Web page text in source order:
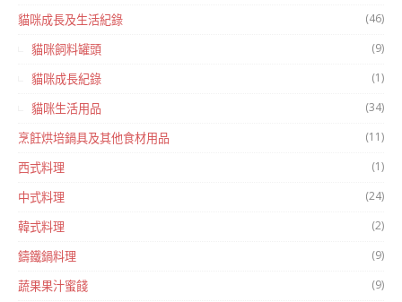
貓咪成長及生活紀錄 (46)
貓咪飼料罐頭 (9)
貓咪成長紀錄 (1)
貓咪生活用品 (34)
烹飪烘培鍋具及其他食材用品 (11)
西式料理 (1)
中式料理 (24)
韓式料理 (2)
鑄鐵鍋料理 (9)
蔬果果汁蜜餞 (9)